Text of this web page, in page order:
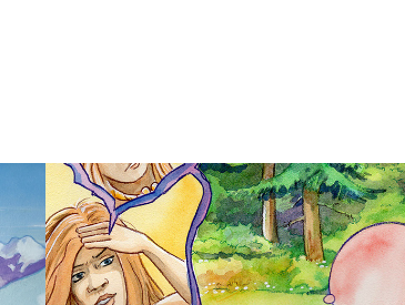
Nannas Drøm
Original side 19
DKK 1300,-